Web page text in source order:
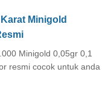
Minigold
Minigold 0,05gr 0,1
resmi cocok untuk anda